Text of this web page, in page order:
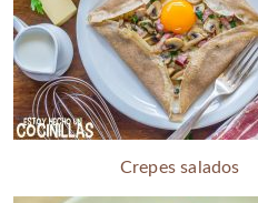
Crepes salados